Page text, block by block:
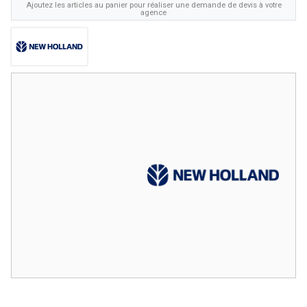
Ajoutez les articles au panier pour réaliser une demande de devis à votre
agence